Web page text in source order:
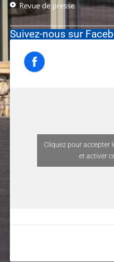
Revue de presse
Suivez-nous sur
Cliquez pour accepter
et activer